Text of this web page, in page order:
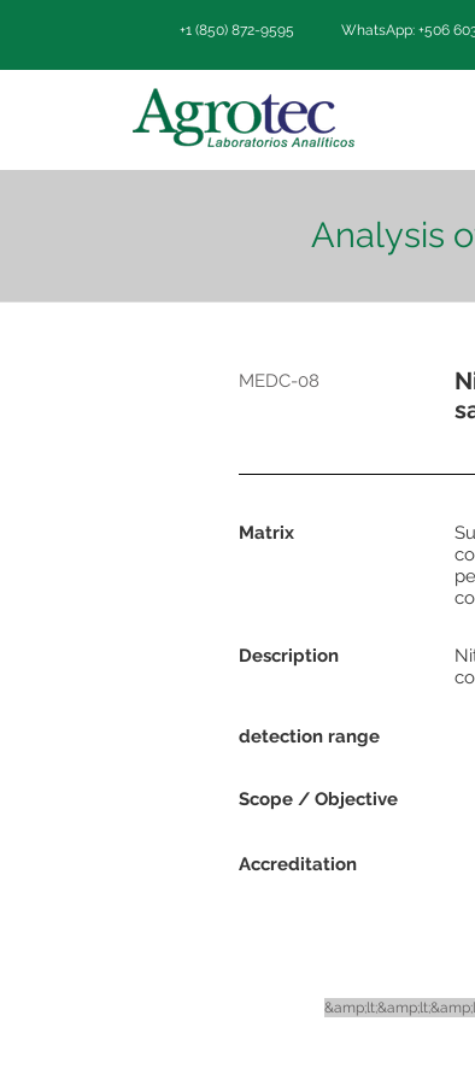
WhatsApp: +506
+1 (850) 872-9595
Analysis
MEDC-08
Matrix
Description
detection range
Scope / Objective
Accreditation